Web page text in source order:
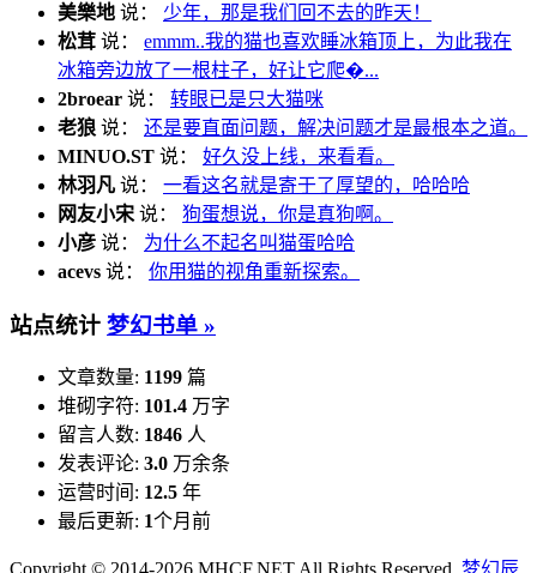
美樂地 说： 少年，那是我们回不去的昨天！
松茸 说： emmm..我的猫也喜欢睡冰箱顶上，为此我在
冰箱旁边放了一根柱子，好让它爬�...
2broear 说： 转眼已是只大猫咪
老狼 说： 还是要直面问题，解决问题才是最根本之道。
MINUO.ST 说： 好久没上线，来看看。
林羽凡 说： 一看这名就是寄于了厚望的，哈哈哈
网友小宋 说： 狗蛋想说，你是真狗啊。
小彦 说： 为什么不起名叫猫蛋哈哈
acevs 说： 你用猫的视角重新探索。
站点统计 梦幻书单 »
文章数量: 1199 篇
堆砌字符: 101.4 万字
留言人数: 1846 人
发表评论: 3.0 万余条
运营时间: 12.5 年
最后更新: 1个月前